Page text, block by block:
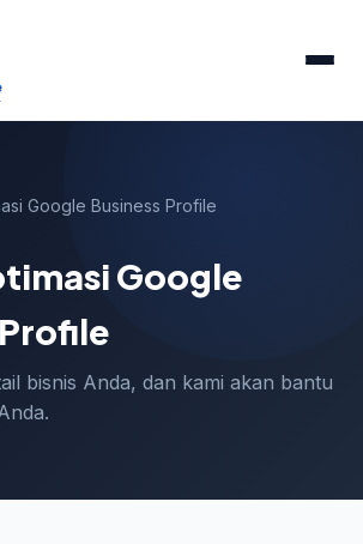
Google Business Profile
Google
bisnis Anda, dan kami akan bantu